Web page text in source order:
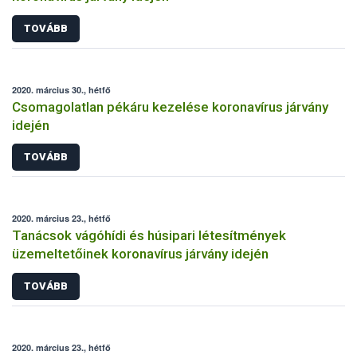
TOVÁBB
2020. március 30., hétfő
Csomagolatlan pékáru kezelése koronavírus járvány
idején
TOVÁBB
2020. március 23., hétfő
Tanácsok vágóhídi és húsipari létesítmények
üzemeltetőinek koronavírus járvány idején
TOVÁBB
2020. március 23., hétfő